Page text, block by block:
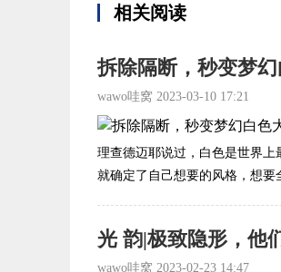
相关阅读
wawo哇窝 2023-03-10 17:21
理查德迈耶说过，白色是世界
就确定了自己想要的风格，想
光 韵|极致隐形，他
wawo哇窝 2023-02-23 14:47